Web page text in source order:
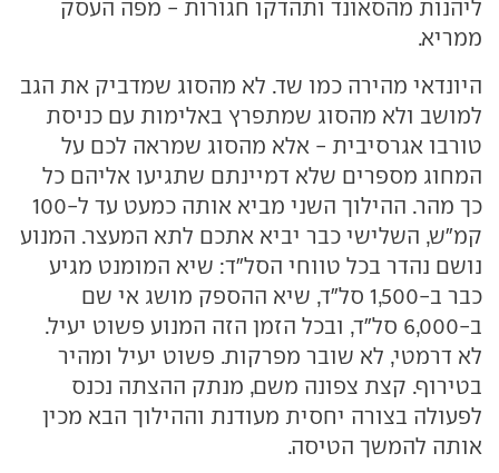
ליהנות מהסאונד ותהדקו חגורות - מפה העסק
ממריא.
היונדאי מהירה כמו שד. לא מהסוג שמדביק את הגב
למושב ולא מהסוג שמתפרץ באלימות עם כניסת
טורבו אגרסיבית - אלא מהסוג שמראה לכם על
המחוג מספרים שלא דמיינתם שתגיעו אליהם כל
כך מהר. ההילוך השני מביא אותה כמעט עד ל-100
קמ"ש, השלישי כבר יביא אתכם לתא המעצר. המנוע
נושם נהדר בכל טווחי הסל"ד: שיא המומנט מגיע
כבר ב-1,500 סל"ד, שיא ההספק מושג אי שם
ב-6,000 סל"ד, ובכל הזמן הזה המנוע פשוט יעיל.
לא דרמטי, לא שובר מפרקות. פשוט יעיל ומהיר
בטירוף. קצת צפונה משם, מנתק ההצתה נכנס
לפעולה בצורה יחסית מעודנת וההילוך הבא מכין
אותה להמשך הטיסה.